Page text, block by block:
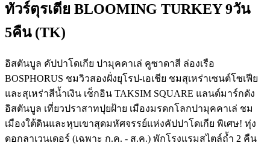
ทัวร์ตุรเตีย BLOOMING TURKEY 9วัน
5คืน (TK)
อิสตันบูล คัปปาโดเกีย ปามุคคาเล่ คูซาดาสี ล่องเรือ
BOSPHORUS ชมวิวสองฝั่งยุโรป-เอเชีย ชมสุเหร่าเซนต์โซเฟีย
และสุเหร่าสีน้ำเงิน เช็กอิน TAKSIM SQUARE แลนด์มาร์กดัง
อิสตันบูล เที่ยวปราสาทปุยฝ้าย เมืองมรดกโลกปามุคคาเล่ ชม
เมืองใต้ดินและหุบเขาสุดมหัศจรรย์แห่งคัปปาโดเกีย พิเศษ! ทุ่ง
ดอกลาเวนเดอร์ (เฉพาะ ก.ค. - ส.ค.) พักโรงแรมสไตล์ถ้ำ 2 คืน